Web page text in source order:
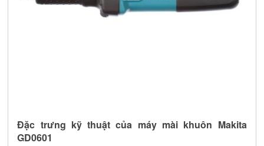
Đặc trưng kỹ thuật của máy mài khuôn Makita
GD0601